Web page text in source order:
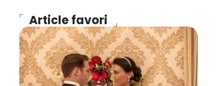
Article favori